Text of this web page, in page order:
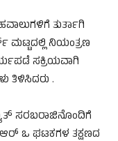
ತುರ್ತಾಗಿ
ಮಟ್ಟದಲ್ಲಿ ನಿಯಂತ್ರಣ
ಸಕ್ರಿಯವಾಗಿ
ತಿಳಿಸಿದರು .
ಸರಬರಾಜಿನೊಂದಿಗೆ
ಆರ್ ಒ ಘಟಕಗಳ ತಕ್ಷಣದ